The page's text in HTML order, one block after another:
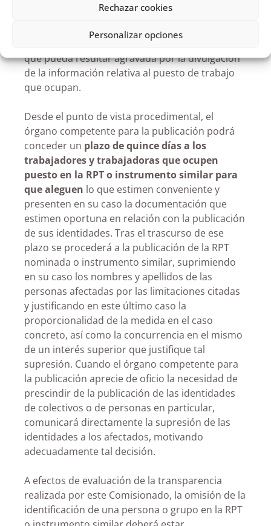
Rechazar cookies
Personalizar opciones
Ley 19/2013 resulte que la persona se encuentra
situación de protección especial
víctimas de violencia de género o de amenazas)
que pueda resultar agravada por la divulgación
de la información relativa al puesto de trabajo
que ocupan.
Desde el punto de vista procedimental, el
órgano competente para la publicación podrá
conceder un plazo de quince días a los
trabajadores y trabajadoras que ocupen
puesto en la RPT o instrumento similar para
que aleguen lo que estimen conveniente y
presenten en su caso la documentación que
estimen oportuna en relación con la publicación
de sus identidades. Tras el trascurso de ese
plazo se procederá a la publicación de la RPT
nominada o instrumento similar, suprimiendo
en su caso los nombres y apellidos de las
personas afectadas por las limitaciones citadas
y justificando en este último caso la
proporcionalidad de la medida en el caso
concreto, así como la concurrencia en el mismo
de un interés superior que justifique tal
supresión. Cuando el órgano competente para
la publicación aprecie de oficio la necesidad de
prescindir de la publicación de las identidades
de colectivos o de personas en particular,
comunicará directamente la supresión de las
identidades a los afectados, motivando
adecuadamente tal decisión.
A efectos de evaluación de la transparencia
realizada por este Comisionado, la omisión de la
identificación de una persona o grupo en la RPT